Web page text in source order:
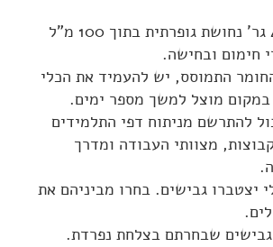
יש להמס 42 גר' נחושת גופרתית בתוך 100 מ"ל
חימום ובחישה.
התמוסס, יש להעמיד את הכלי
מוצל למשך מספר ימים.
להתרשם מניתוח דפי התלמידים
מצוותי העבודה ומדרך
יצטברו גבישים. בחרו מביניהם את
שבחרתם בצלחת נפרדת.